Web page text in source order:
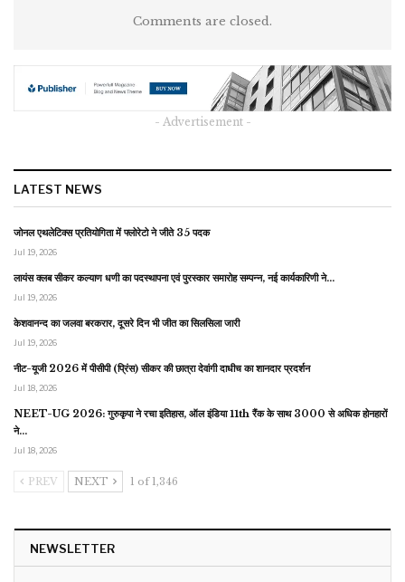
Comments are closed.
- Advertisement -
LATEST NEWS
जोनल एथलेटिक्स प्रतियोगिता में फ्लोरेटो ने जीते 35 पदक
Jul 19, 2026
लायंस क्लब सीकर कल्याण धणी का पदस्थापना एवं पुरस्कार समारोह सम्पन्न, नई कार्यकारिणी ने…
Jul 19, 2026
केशवानन्द का जलवा बरकरार, दूसरे दिन भी जीत का सिलसिला जारी
Jul 19, 2026
नीट-यूजी 2026 में पीसीपी (प्रिंस) सीकर की छात्रा देवांगी दाधीच का शानदार प्रदर्शन
Jul 18, 2026
NEET-UG 2026: गुरुकृपा ने रचा इतिहास, ऑल इंडिया 11th रैंक के साथ 3000 से अधिक होनहारों
ने…
Jul 18, 2026
PREV NEXT 1 of 1,346
NEWSLETTER